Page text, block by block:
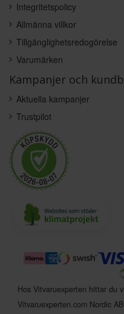
Integritetspolicy
Allmänna villkor
Tillgänglighetsredogörelse
Varumärken
Kampanjer och
Aktuella kampanjer
Trustpilot
Hos Vitvaruexperten hittar du
Vitvaruexperten.com Nordic AB